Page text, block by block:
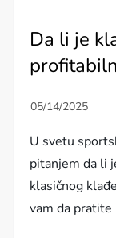
Da li je
U svetu
pitanjem da li
klasičnog
vam da